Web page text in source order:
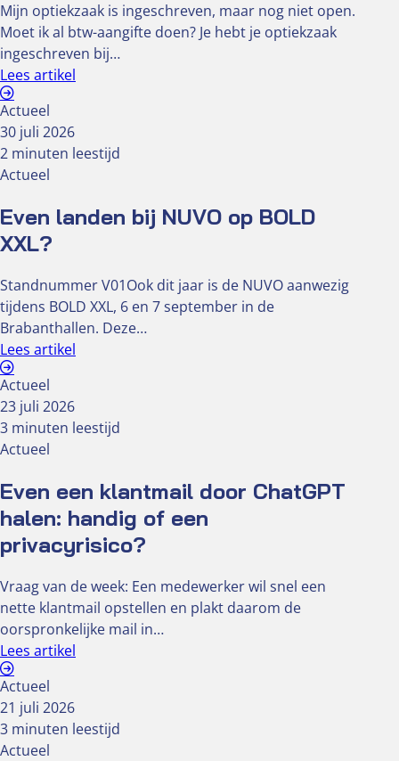
Mijn optiekzaak is ingeschreven, maar nog niet open.
Moet ik al btw-aangifte doen? Je hebt je optiekzaak
ingeschreven bij…
Lees artikel
Actueel
30 juli 2026
2 minuten leestijd
Actueel
Even landen bij NUVO op BOLD
XXL?
Standnummer V01Ook dit jaar is de NUVO aanwezig
tijdens BOLD XXL, 6 en 7 september in de
Brabanthallen. Deze…
Lees artikel
Actueel
23 juli 2026
3 minuten leestijd
Actueel
Even een klantmail door ChatGPT
halen: handig of een
privacyrisico?
Vraag van de week: Een medewerker wil snel een
nette klantmail opstellen en plakt daarom de
oorspronkelijke mail in…
Lees artikel
Actueel
21 juli 2026
3 minuten leestijd
Actueel